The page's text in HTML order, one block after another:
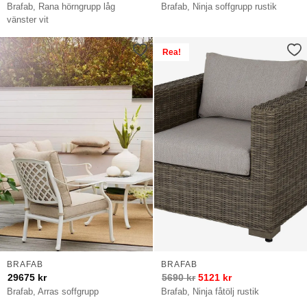
Brafab, Rana hörngrupp låg
vänster vit
Brafab, Ninja soffgrupp rustik
Brafab, Arras soffgrupp
BRAFAB
29675 kr
Rea!
Brafab, Ninja fåtölj rustik
BRAFAB
5690kr 5121 kr